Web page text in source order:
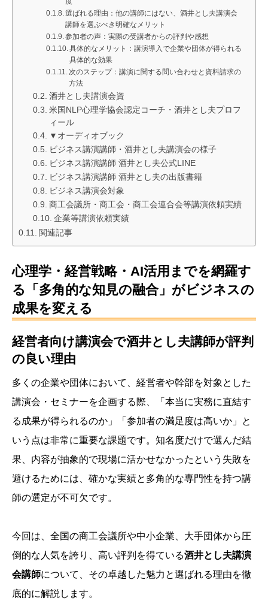
選ばれる理由：他の講師にはない、酒井とし夫講演会
講師を選ぶべき明確なメリット
参加者の声：実際の受講者からの評判や感想
具体的なメリット：講演導入で企業や団体が得られる
具体的な効果
次のステップ：講演に関する問い合わせと資料請求の
方法
酒井とし夫講演会資
米国NLP心理学協会認定コーチ・酒井とし夫プロフ
ィール
▼オーディオブック
ビジネス講演講師・酒井とし夫講演会の様子
ビジネス講演講師 酒井とし夫公式LINE
ビジネス講演講師 酒井とし夫の出版書籍
ビジネス講演会対象
商工会議所・商工会・商工会連合会等講演依頼実績
企業等講演依頼実績
関連記事
心理学・経営戦略・AI活用までを網羅す
る「多角的な知見の融合」がビジネスの
成果を変える
経営者向け講演会で酒井とし夫講師が評判
の良い理由
多くの企業や団体において、経営者や幹部を対象とした
講演会・セミナーを企画する際、「本当に実務に直結す
る成果が得られるのか」「参加者の満足度は高いか」と
いう点は非常に重要な課題です。知名度だけで選んだ結
果、内容が抽象的で現場に活かせなかったという失敗を
避けるためには、確かな実績と多角的な専門性を持つ講
師の選定が不可欠です。
今回は、全国の商工会議所や中小企業、大手団体から圧
倒的な人気を誇り、高い評判を得ている酒井とし夫講演
会講師について、その卓越した魅力と選ばれる理由を徹
底的に解説します。